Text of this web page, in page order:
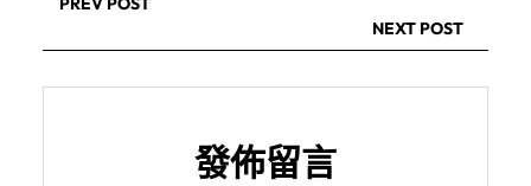
NEXT POST
發佈留言